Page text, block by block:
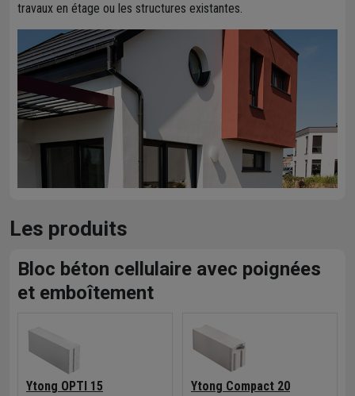
travaux en étage ou les structures existantes.
Les produits
Bloc béton cellulaire avec poignées
et emboîtement
Ytong OPTI 15
Ytong Compact 20